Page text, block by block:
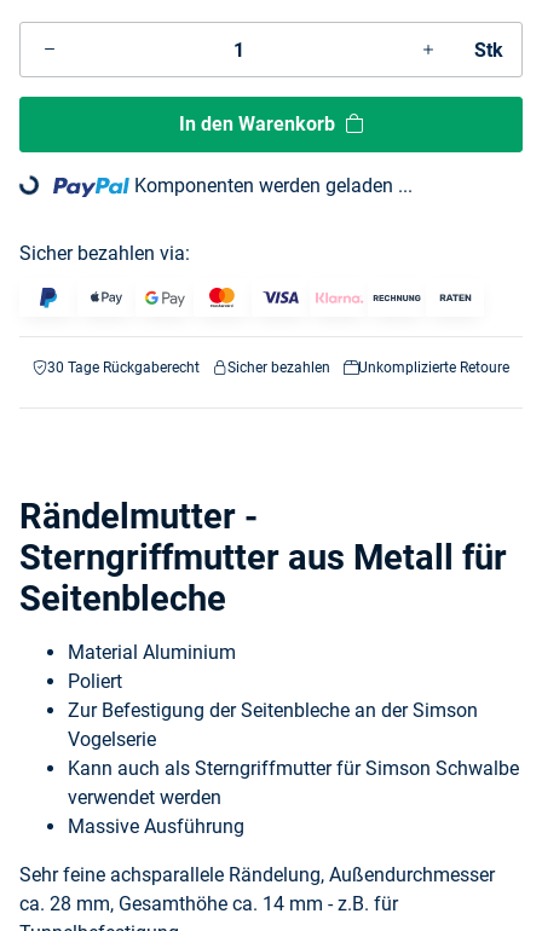
Stk
In den Warenkorb
Loading... Komponenten werden geladen ...
Sicher bezahlen via:
30 Tage Rückgaberecht Sicher bezahlen Unkomplizierte Retoure
Rändelmutter -
Sterngriffmutter aus Metall für
Seitenbleche
Material Aluminium
Poliert
Zur Befestigung der Seitenbleche an der Simson
Vogelserie
Kann auch als Sterngriffmutter für Simson Schwalbe
verwendet werden
Massive Ausführung
Sehr feine achsparallele Rändelung, Außendurchmesser
ca. 28 mm, Gesamthöhe ca. 14 mm - z.B. für